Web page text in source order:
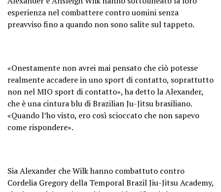
esperienza nel combattere contro uomini senza
preavviso fino a quando non sono salite sul tappeto.
«Onestamente non avrei mai pensato che ciò potesse
realmente accadere in uno sport di contatto, soprattutto
non nel MIO sport di contatto», ha detto la Alexander,
che è una cintura blu di Brazilian Ju-Jitsu brasiliano.
«Quando l’ho visto, ero così scioccato che non sapevo
come rispondere».
Sia Alexander che Wilk hanno combattuto contro
Cordelia Gregory della Temporal Brazil Jiu-Jitsu Academy,